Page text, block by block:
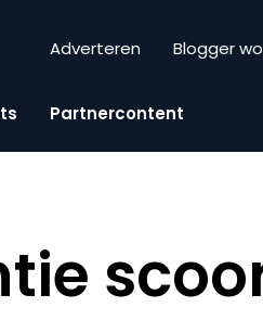
Adverteren Blogger
Partnercontent